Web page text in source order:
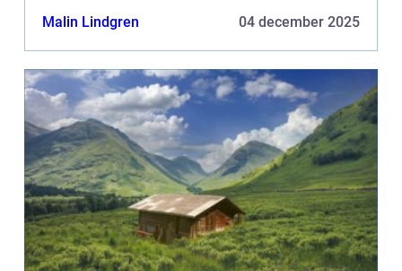
Malin Lindgren 04 december 2025